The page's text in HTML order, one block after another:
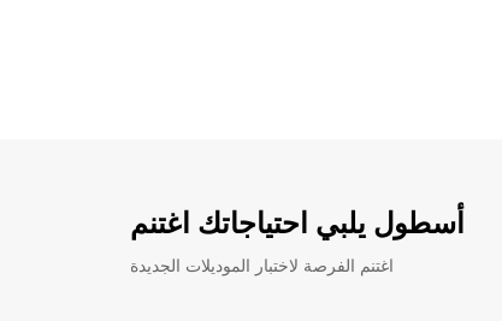
أسطول يلبي احتياجاتك اغتنم
اغتنم الفرصة لاختبار الموديلات الجديدة